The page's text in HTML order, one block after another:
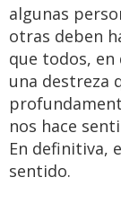
algunas
otras deben
que todos,
una destreza
nos hace
En definitiva,
sentido.